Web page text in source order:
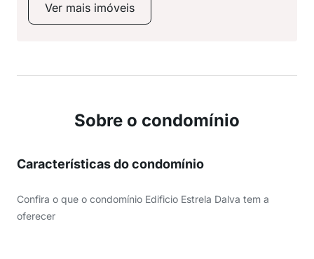
Ver mais imóveis
Sobre o condomínio
Características do condomínio
Confira o que o condomínio Edificio Estrela Dalva tem a
oferecer